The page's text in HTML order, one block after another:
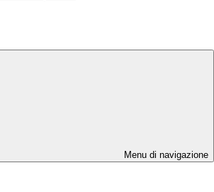
Menu di navigazione